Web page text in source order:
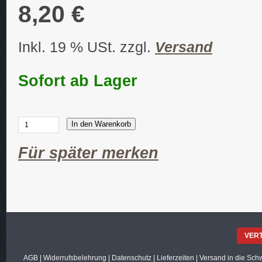
8,20 €
Inkl. 19 % USt. zzgl. Versand
Sofort ab Lager
In den Warenkorb
Für später merken
AGB| Widerrufsbelehrung Datenschutz| Lieferzeiten Versand in die